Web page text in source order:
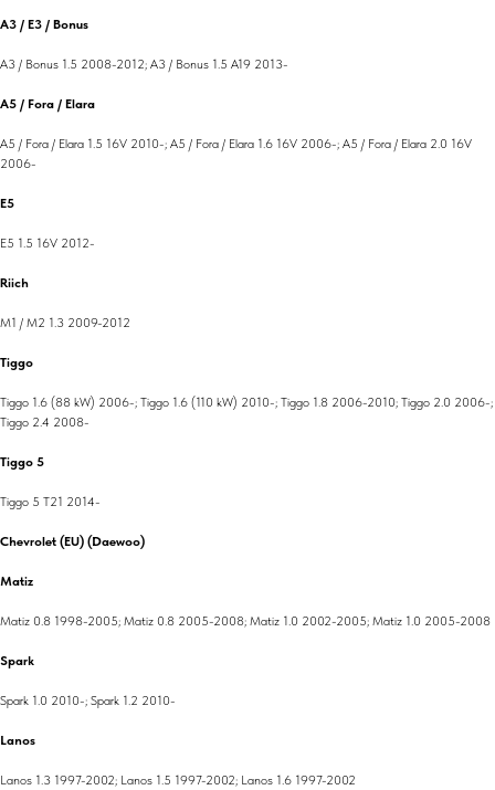
A3 / E3 / Bonus
A3 / Bonus 1.5 2008-2012; A3 / Bonus 1.5 A19 2013-
A5 / Fora / Elara
A5 / Fora / Elara 1.5 16V 2010-; A5 / Fora / Elara 1.6 16V 2006-; A5 / Fora / Elara 2.0 16V
2006-
E5
E5 1.5 16V 2012-
Riich
M1 / M2 1.3 2009-2012
Tiggo
Tiggo 1.6 (88 kW) 2006-; Tiggo 1.6 (110 kW) 2010-; Tiggo 1.8 2006-2010; Tiggo 2.0 2006-;
Tiggo 2.4 2008-
Tiggo 5
Tiggo 5 T21 2014-
Chevrolet (EU) (Daewoo)
Matiz
Matiz 0.8 1998-2005; Matiz 0.8 2005-2008; Matiz 1.0 2002-2005; Matiz 1.0 2005-2008
Spark
Spark 1.0 2010-; Spark 1.2 2010-
Lanos
Lanos 1.3 1997-2002; Lanos 1.5 1997-2002; Lanos 1.6 1997-2002